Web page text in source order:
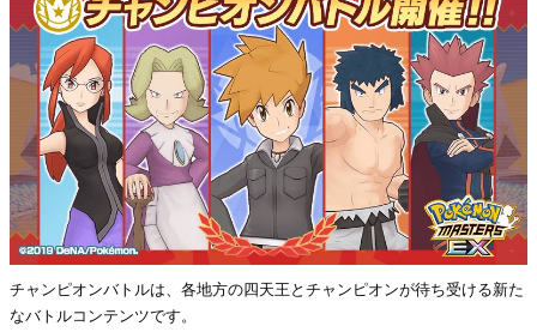
チャンピオンバトルは、各地方の四天王とチャンピオンが待ち受ける新た
なバトルコンテンツです。